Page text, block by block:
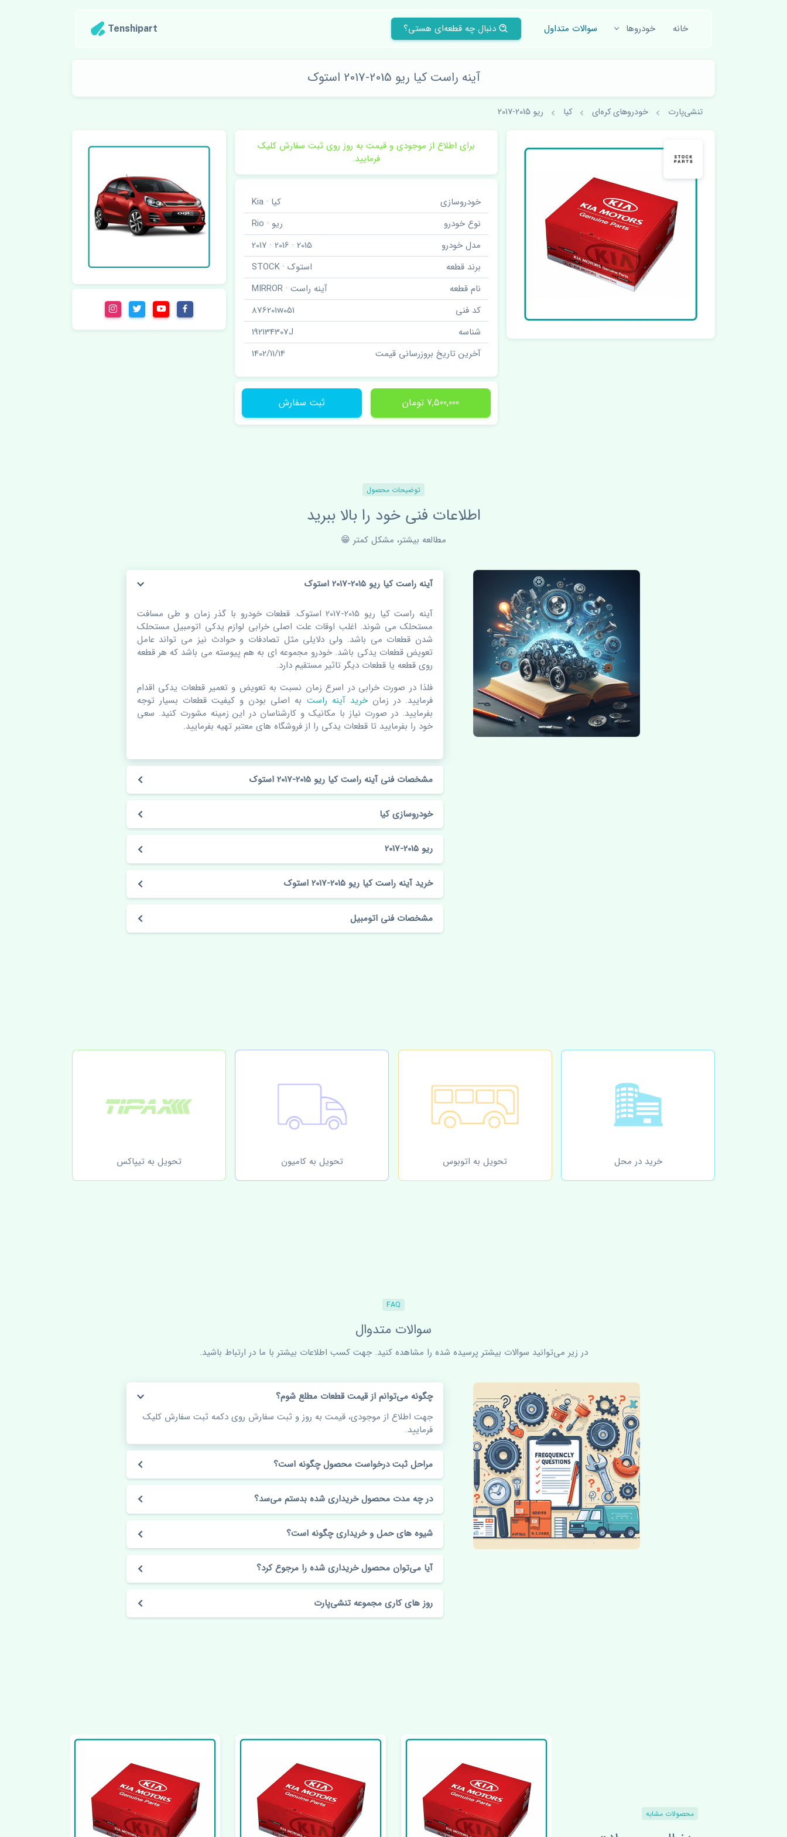
خانه خودروها سوالات متداول دنبال چه قطعه‌ای هستی؟ Tenshipart
آینه راست کیا ریو 2015-2017 استوک
تنشی‌پارت خودروهای کره‌ای کیا ریو 2015-2017
برای اطلاع از موجودی و قیمت به روز روی ثبت سفارش کلیک
فرمایید.
خودروسازی
کیا · Kia
نوع خودرو
ریو · Rio
مدل خودرو
2015 · 2016 · 2017
برند قطعه
استوک · STOCK
نام قطعه
آینه راست · MIRROR
کد فنی
876201w051
شناسه
192134307J
آخرین تاریخ بروزرسانی قیمت
1402/11/14
7,500,000 تومان ثبت سفارش
توضیحات محصول
اطلاعات فنی خود را بالا ببرید
مطالعه بیشتر، مشکل کمتر 😁
آینه راست کیا ریو 2015-2017 استوک
آینه راست کیا ریو 2015-2017 استوک. قطعات خودرو با گذر زمان و طی مسافت
مستحلک می شوند. اغلب اوقات علت اصلی خرابی لوازم یدکی اتومبیل مستحلک
شدن قطعات می باشد. ولی دلایلی مثل تصادفات و حوادث نیز می تواند عامل
تعویض قطعات یدکی باشد. خودرو مجموعه ای به هم پیوسته می باشد که هر قطعه
روی قطعه یا قطعات دیگر تاثیر مستقیم دارد.
فلذا در صورت خرابی در اسرع زمان نسبت به تعویض و تعمیر قطعات یدکی اقدام
فرمایید. در زمانخرید آینه راست به اصلی بودن و کیفیت قطعات بسیار توجه
بفرمایید. در صورت نیاز با مکانیک و کارشناسان در این زمینه مشورت کنید. سعی
خود را بفرمایید تا قطعات یدکی را از فروشگاه های معتبر تهیه بفرمایید.
مشخصات فنی آینه راست کیا ریو 2015-2017 استوک
خودروسازی کیا
ریو 2015-2017
خرید آینه راست کیا ریو 2015-2017 استوک
مشخصات فنی اتومبیل
خرید در محل تحویل به اتوبوس تحویل به کامیون تحویل به تیپاکس
FAQ
سوالات متدوال
در زیر می‌توانید سوالات بیشتر پرسیده شده را مشاهده کنید. جهت کسب اطلاعات بیشتر با ما در ارتباط باشید.
چگونه می‌توانم از قیمت قطعات مطلع شوم؟
جهت اطلاع از موجودی، قیمت به روز و ثبت سفارش روی دکمه ثبت سفارش کلیک
فرمایید.
مراحل ثبت درخواست محصول چگونه است؟
در چه مدت محصول خریداری شده بدستم می‌سد؟
شیوه های حمل و خریداری چگونه است؟
آیا می‌توان محصول خریداری شده را مرجوع کرد؟
روز های کاری مجموعه تنشی‌پارت
محصولات مشابه